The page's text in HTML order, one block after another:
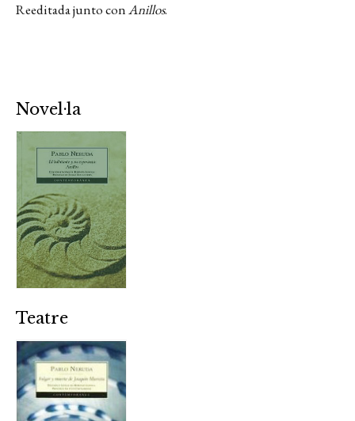
Reeditada junto conAnillos.
Novel·la
Teatre